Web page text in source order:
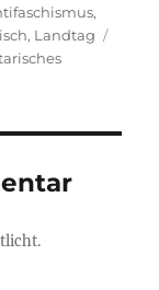
,
, Landtag